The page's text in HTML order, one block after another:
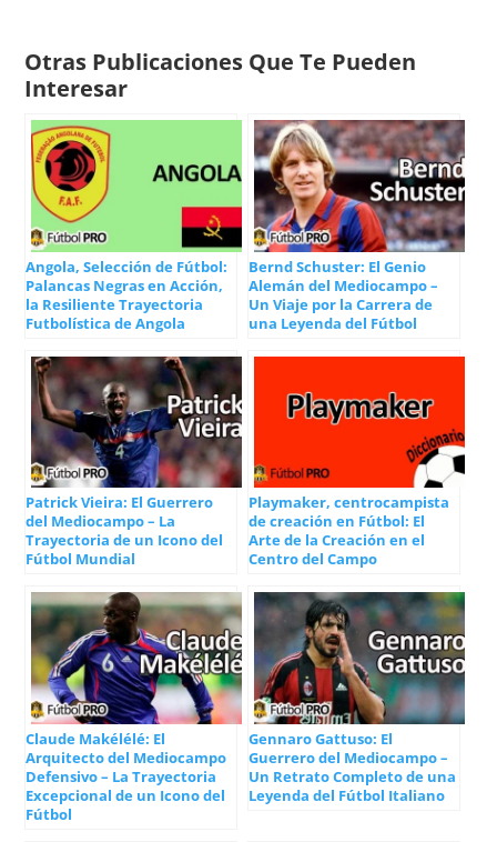
Otras Publicaciones Que Te Pueden
Interesar
Angola, Selección de Fútbol:
Palancas Negras en Acción,
la Resiliente Trayectoria
Futbolística de Angola
Bernd Schuster: El Genio
Alemán del Mediocampo –
Un Viaje por la Carrera de
una Leyenda del Fútbol
Patrick Vieira: El Guerrero
del Mediocampo – La
Trayectoria de un Icono del
Fútbol Mundial
Playmaker, centrocampista
de creación en Fútbol: El
Arte de la Creación en el
Centro del Campo
Claude Makélélé: El
Arquitecto del Mediocampo
Defensivo – La Trayectoria
Excepcional de un Icono del
Fútbol
Gennaro Gattuso: El
Guerrero del Mediocampo –
Un Retrato Completo de una
Leyenda del Fútbol Italiano